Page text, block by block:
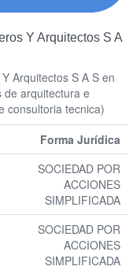
Y Arquitectos S A
Arquitectos S A S en
de arquitectura e
consultoria tecnica)
Forma Jurídica
SOCIEDAD POR
ACCIONES
SIMPLIFICADA
SOCIEDAD POR
ACCIONES
SIMPLIFICADA